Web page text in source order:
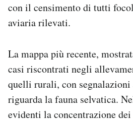
con il censimento di tutti
aviaria rilevati.
La mappa più recente,
casi riscontrati negli
quelli rurali, con segnalazioni
riguarda la fauna selvatica.
evidenti la concentrazione